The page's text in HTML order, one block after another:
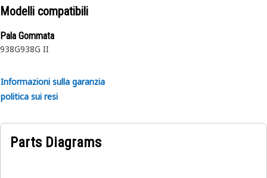
Modelli compatibili
Pala Gommata
938G938G II
Informazioni sulla garanzia
politica sui resi
Parts Diagrams